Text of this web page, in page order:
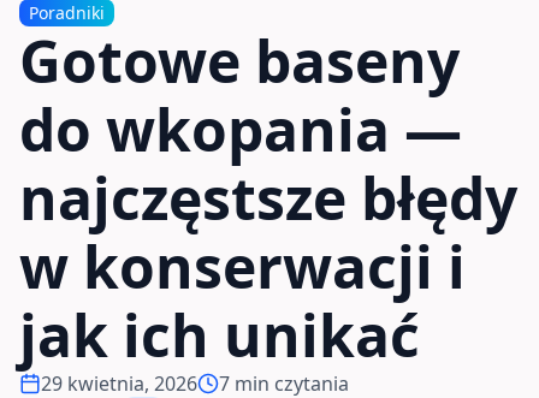
Poradniki
Gotowe baseny
do wkopania —
najczęstsze błędy
w konserwacji i
jak ich unikać
29 kwietnia, 2026
7 min czytania